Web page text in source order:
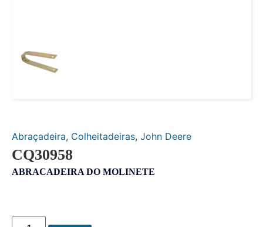
Abraçadeira, Colheitadeiras, John Deere
CQ30958
ABRACADEIRA DO MOLINETE